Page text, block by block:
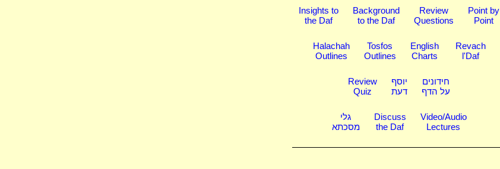
Insights to
the Daf
Background
to the Daf
Review
Questions
Point by
Point
Halachah
Outlines
Tosfos
Outlines
English
Charts
Revach
l'Daf
Review
Quiz
יוסף
דעת
חידונים
על הדף
גלי
מסכתא
Discuss
the Daf
Video/Audio
Lectures